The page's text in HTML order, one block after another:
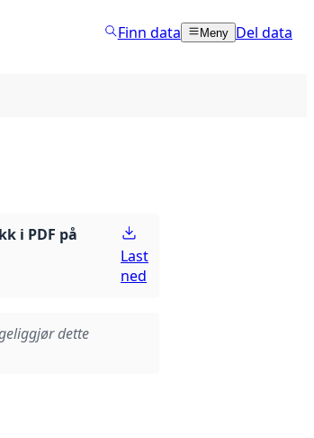
Finn data Meny Del data
i PDF på
Last
ned
dette